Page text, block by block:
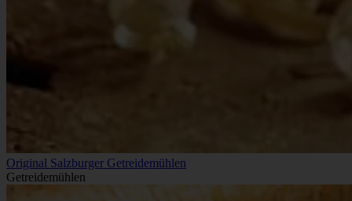
Original Salzburger Getreidemühlen
Getreidemühlen